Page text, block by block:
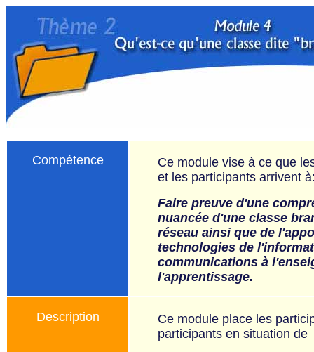
Compétence
Ce module vise à ce que
et les participants arrivent
Faire preuve d'une
nuancée d'une classe
réseau ainsi que de
technologies de
communications à
l'apprentissage.
Description
Ce module place les
participants en situation de